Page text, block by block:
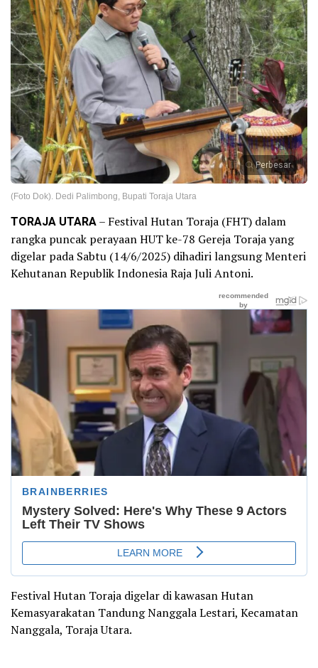
Perbesar
(Foto Dok). Dedi Palimbong, Bupati Toraja Utara
TORAJA UTARA– Festival Hutan Toraja (FHT) dalam
rangka puncak perayaan HUT ke-78 Gereja Toraja yang
digelar pada Sabtu (14/6/2025) dihadiri langsung Menteri
Kehutanan Republik Indonesia Raja Juli Antoni.
Festival Hutan Toraja digelar di kawasan Hutan
Kemasyarakatan Tandung Nanggala Lestari, Kecamatan
Nanggala, Toraja Utara.